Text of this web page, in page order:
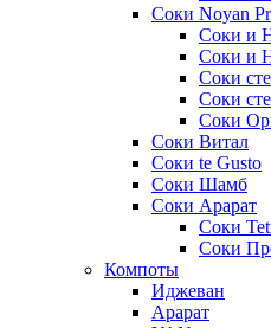
Соки Noyan
Соки и
Соки и
Соки
Соки
Соки
Соки Витал
Соки te Gusto
Соки Шамб
Соки Арарат
Соки
Соки
Компоты
Иджеван
Арарат